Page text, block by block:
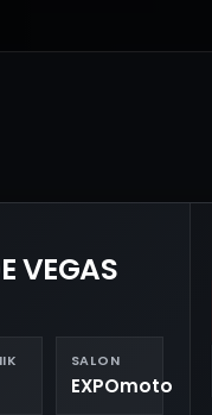
VEGAS
SALON
EXPOmoto